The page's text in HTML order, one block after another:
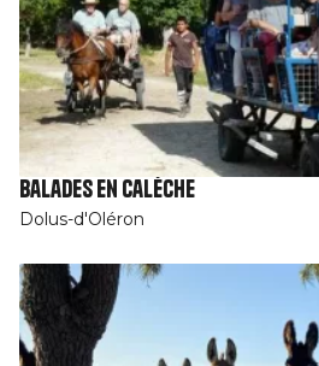
Balades en Calèche
Dolus-d'Oléron